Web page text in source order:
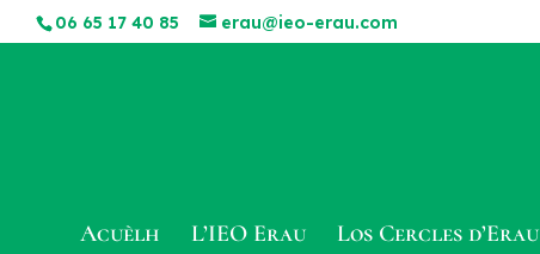
06 65 17 40 85 erau@ieo-erau.com
Acuèlh L’IEO Erau Los Cercles d’Erau